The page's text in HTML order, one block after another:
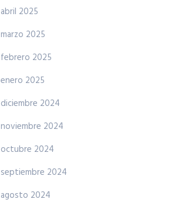
abril 2025
marzo 2025
febrero 2025
enero 2025
diciembre 2024
noviembre 2024
octubre 2024
septiembre 2024
agosto 2024